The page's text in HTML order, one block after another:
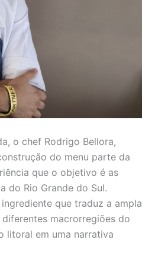
o chef Rodrigo Bellora,
do menu parte da
que o objetivo é as
do Rio Grande do Sul.
que traduz a ampla
macrorregiões do
litoral em uma narrativa